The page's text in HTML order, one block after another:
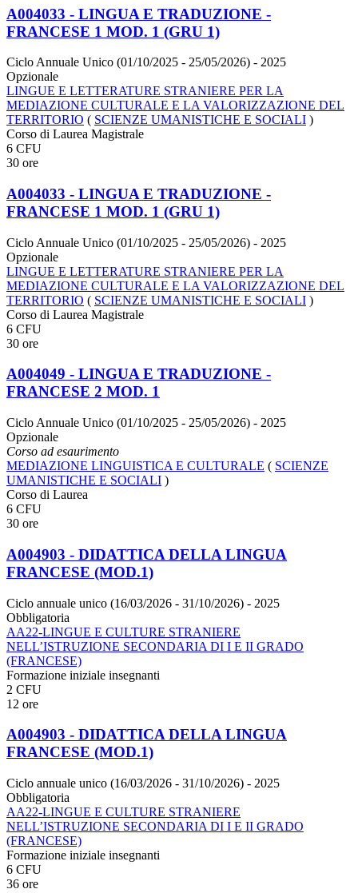
A004033 - LINGUA E TRADUZIONE -
FRANCESE 1 MOD. 1 (GRU 1)
Ciclo Annuale Unico (01/10/2025 - 25/05/2026) - 2025
Opzionale
LINGUE E LETTERATURE STRANIERE PER LA
MEDIAZIONE CULTURALE E LA VALORIZZAZIONE DEL
TERRITORIO ( SCIENZE UMANISTICHE E SOCIALI )
Corso di Laurea Magistrale
6 CFU
30 ore
A004033 - LINGUA E TRADUZIONE -
FRANCESE 1 MOD. 1 (GRU 1)
Ciclo Annuale Unico (01/10/2025 - 25/05/2026) - 2025
Opzionale
LINGUE E LETTERATURE STRANIERE PER LA
MEDIAZIONE CULTURALE E LA VALORIZZAZIONE DEL
TERRITORIO ( SCIENZE UMANISTICHE E SOCIALI )
Corso di Laurea Magistrale
6 CFU
30 ore
A004049 - LINGUA E TRADUZIONE -
FRANCESE 2 MOD. 1
Ciclo Annuale Unico (01/10/2025 - 25/05/2026) - 2025
Opzionale
Corso ad esaurimento
MEDIAZIONE LINGUISTICA E CULTURALE ( SCIENZE
UMANISTICHE E SOCIALI )
Corso di Laurea
6 CFU
30 ore
A004903 - DIDATTICA DELLA LINGUA
FRANCESE (MOD.1)
Ciclo annuale unico (16/03/2026 - 31/10/2026) - 2025
Obbligatoria
AA22-LINGUE E CULTURE STRANIERE
NELL’ISTRUZIONE SECONDARIA DI I E II GRADO
(FRANCESE)
Formazione iniziale insegnanti
2 CFU
12 ore
A004903 - DIDATTICA DELLA LINGUA
FRANCESE (MOD.1)
Ciclo annuale unico (16/03/2026 - 31/10/2026) - 2025
Obbligatoria
AA22-LINGUE E CULTURE STRANIERE
NELL’ISTRUZIONE SECONDARIA DI I E II GRADO
(FRANCESE)
Formazione iniziale insegnanti
6 CFU
36 ore